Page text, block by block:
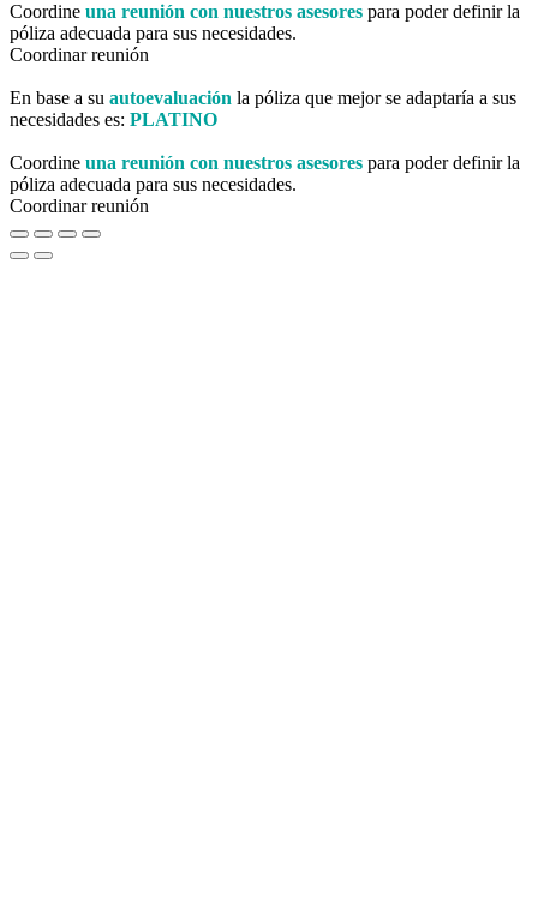
Coordine una reunión con nuestros asesores para poder definir la
póliza adecuada para sus necesidades.
Coordinar reunión
En base a su autoevaluación la póliza que mejor se adaptaría a sus
necesidades es: PLATINO
Coordine una reunión con nuestros asesores para poder definir la
póliza adecuada para sus necesidades.
Coordinar reunión